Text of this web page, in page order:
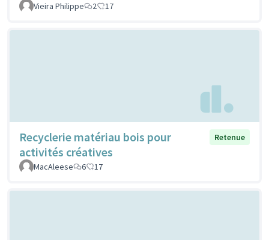
Vieira Philippe
2 17
Recyclerie matériau bois pour
activités créatives
Retenue
MacAleese 6 17